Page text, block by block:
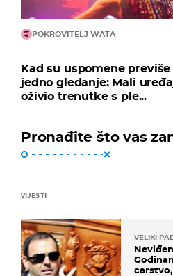
POKROVITELJ WATA
Kad su uspomene
jedno gledanje: Mali
oživio trenutke s ple...
Pronađite što vas
VIJESTI
VELIKI